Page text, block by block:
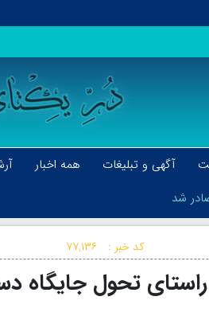
آگهی و تبلیغات همه اخبار
شد
شد
کد خبر : ۷۷,۱۳۶
راستای تحول جایگاه